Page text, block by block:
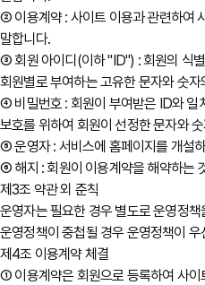
② 이용계약 : 사이트 이용과 관련하여
말합니다.
③ 회원 아이디(이하 "ID") : 회원의 식
회원별로 부여하는 고유한 문자와 숫
④ 비밀번호 : 회원이 부여받은 ID와 일
보호를 위하여 회원이 선정한 문자와
⑤ 운영자 : 서비스에 홈페이지를 개설
⑥ 해지 : 회원이 이용계약을 해약하는
제3조 약관 외 준칙
운영자는 필요한 경우 별도로 운영정
운영정책이 중첩될 경우 운영정책이 우
제4조 이용계약 체결
① 이용계약은 회원으로 등록하여 사이